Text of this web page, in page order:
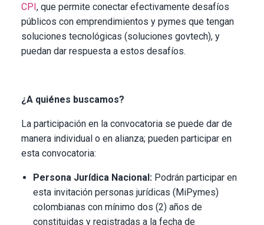
CPI, que permite conectar efectivamente desafíos
públicos con emprendimientos y pymes que tengan
soluciones tecnológicas (soluciones govtech), y
puedan dar respuesta a estos desafíos.
¿A quiénes buscamos?
La participación en la convocatoria se puede dar de
manera individual o en alianza; pueden participar en
esta convocatoria:
Persona Jurídica Nacional: Podrán participar en
esta invitación personas jurídicas (MiPymes)
colombianas con mínimo dos (2) años de
constituidas y registradas a la fecha de